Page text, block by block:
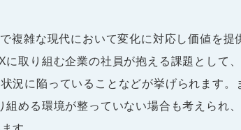
雑な現代において変化に対応し価値を提
に取り組む企業の社員が抱える課題として
況に陥っていることなどが挙げられます
める環境が整っていない場合も考えられ